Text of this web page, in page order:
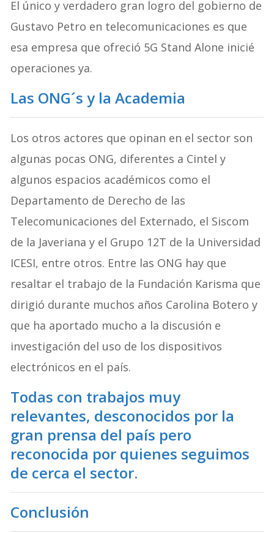
El único y verdadero gran logro del gobierno de
Gustavo Petro en telecomunicaciones es que
esa empresa que ofreció 5G Stand Alone inicié
operaciones ya.
Las ONG´s y la Academia
Los otros actores que opinan en el sector son
algunas pocas ONG, diferentes a Cintel y
algunos espacios académicos como el
Departamento de Derecho de las
Telecomunicaciones del Externado, el Siscom
de la Javeriana y el Grupo 12T de la Universidad
ICESI, entre otros. Entre las ONG hay que
resaltar el trabajo de la Fundación Karisma que
dirigió durante muchos años Carolina Botero y
que ha aportado mucho a la discusión e
investigación del uso de los dispositivos
electrónicos en el país.
Todas con trabajos muy
relevantes, desconocidos por la
gran prensa del país pero
reconocida por quienes seguimos
de cerca el sector.
Conclusión